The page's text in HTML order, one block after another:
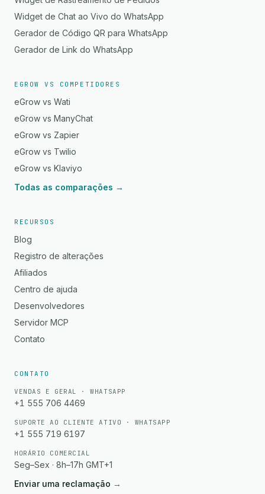
Widget de Chat ao Vivo do WhatsApp
Gerador de Código QR para WhatsApp
Gerador de Link do WhatsApp
EGROW VS COMPETIDORES
eGrow vs Wati
eGrow vs ManyChat
eGrow vs Zapier
eGrow vs Twilio
eGrow vs Klaviyo
Todas as comparações →
RECURSOS
Blog
Registro de alterações
Afiliados
Centro de ajuda
Desenvolvedores
Servidor MCP
Contato
CONTATO
VENDAS E GERAL · WHATSAPP
+1 555 706 4469
SUPORTE AO CLIENTE ATIVO · WHATSAPP
+1 555 719 6197
HORÁRIO COMERCIAL
Seg–Sex · 8h–17h GMT+1
Enviar uma reclamação →